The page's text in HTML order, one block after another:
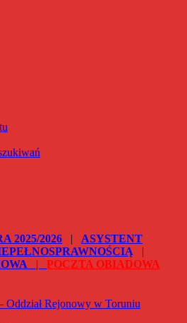
Rejonowy w Toruniu
2025/2026 | ASYSTENT
|
| POCZTA OBIADOWA